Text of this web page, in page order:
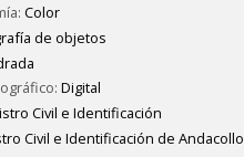
Color
de objetos
Digital
Civil e Identificación
Civil e Identificación de Andacollo